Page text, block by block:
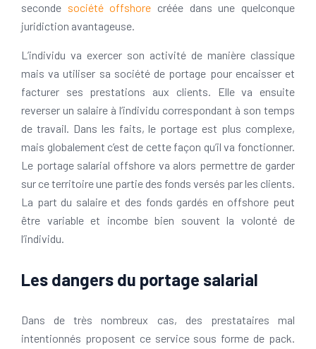
seconde société offshore créée dans une quelconque
juridiction avantageuse.
L’individu va exercer son activité de manière classique
mais va utiliser sa société de portage pour encaisser et
facturer ses prestations aux clients. Elle va ensuite
reverser un salaire à l’individu correspondant à son temps
de travail. Dans les faits, le portage est plus complexe,
mais globalement c’est de cette façon qu’il va fonctionner.
Le portage salarial offshore va alors permettre de garder
sur ce territoire une partie des fonds versés par les clients.
La part du salaire et des fonds gardés en offshore peut
être variable et incombe bien souvent la volonté de
l’individu.
Les dangers du portage salarial
Dans de très nombreux cas, des prestataires mal
intentionnés proposent ce service sous forme de pack.